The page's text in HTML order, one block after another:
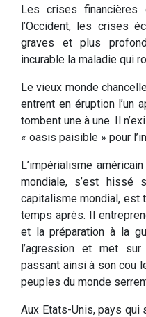
Les crises financières
l’Occident, les crises
graves et plus
incurable la maladie qui
Le vieux monde
entrent en éruption l’un
tombent une à une. Il
« oasis paisible » pour
L’impérialisme
mondiale, s’est
capitalisme mondial, est
temps après. Il
et la préparation à la
l’agression et met
passant ainsi à son cou
peuples du monde
Aux Etats-Unis, pays